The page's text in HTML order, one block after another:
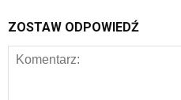
ZOSTAW ODPOWIEDŹ